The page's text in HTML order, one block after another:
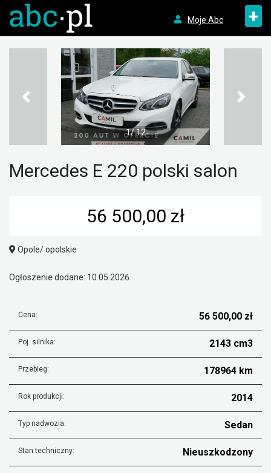
Moje Abc +
1/ 12
Mercedes E 220 polski salon
56 500,00 zł
Opole/ opolskie
Ogłoszenie dodane: 10.05.2026
Cena: 56 500,00 zł
Poj. silnika: 2143 cm3
Przebieg: 178964 km
Rok produkcji: 2014
Typ nadwozia: Sedan
Stan techniczny: Nieuszkodzony